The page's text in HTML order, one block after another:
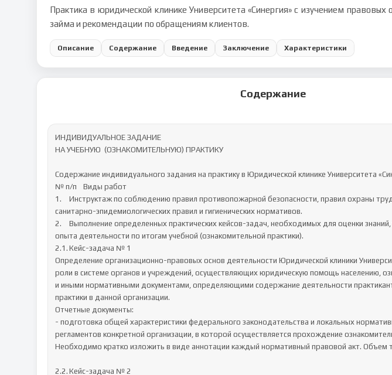
Практика в юридической клинике Университета «Синергия» с изучением
займа и рекомендации по обращениям клиентов.
Описание Содержание Введение Заключение Характеристики
Содержание
ИНДИВИДУАЛЬНОЕ ЗАДАНИЕ
НА УЧЕБНУЮ  (ОЗНАКОМИТЕЛЬНУЮ) ПРАКТИКУ
Содержание индивидуального задания на практику в Юридической клинике Университета
№ п/п	Виды работ
1.	Инструктаж по соблюдению правил противопожарной безопасности, правил охраны труда, техники безопасности,
санитарно-эпидемиологических правил и гигиенических нормативов.
2.	Выполнение определенных практических кейсов-задач, необходимых для оценки знаний, умений, навыков и (или)
опыта деятельности по итогам учебной (ознакомительной практики).
2.1.	Кейс-задача № 1
Определение организационно-правовых основ деятельности Юридической клиники
роли в системе органов и учреждений, осуществляющих юридическую помощь населению,
и иными нормативными документами, определяющими содержание деятельности
практики в данной организации.
Отчетные документы:
- подготовка общей характеристики федерального законодательства и локальных
регламентов конкретной организации, в которой осуществляется прохождение
Необходимо кратко изложить в виде аннотации каждый нормативный правовой акт. Объем
2.2.	Кейс-задача № 2